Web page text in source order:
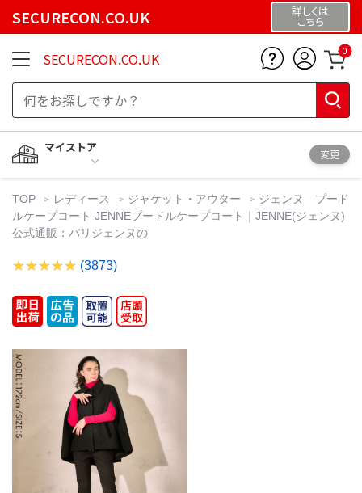
SECURECON.CO.UK 詳しくは
こちら
SECURECON.CO.UK 0
マイストア
変更
TOP レディース ジャケット・アウター
ジェンヌ プード
ルケープコート JENNEプードルケープコート｜JENNE(ジェンヌ)
公式通販：パリジェンヌの
(3873)